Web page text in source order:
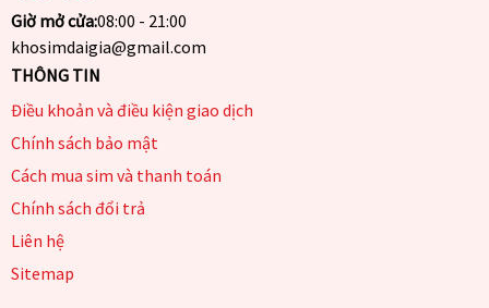
Giờ mở cửa:08:00 - 21:00
khosimdaigia@gmail.com
THÔNG TIN
Điều khoản và điều kiện giao dịch
Chính sách bảo mật
Cách mua sim và thanh toán
Chính sách đổi trả
Liên hệ
Sitemap